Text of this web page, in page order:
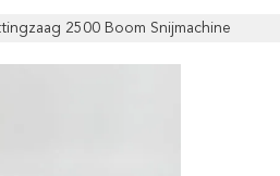
2500 Boom Snijmachine